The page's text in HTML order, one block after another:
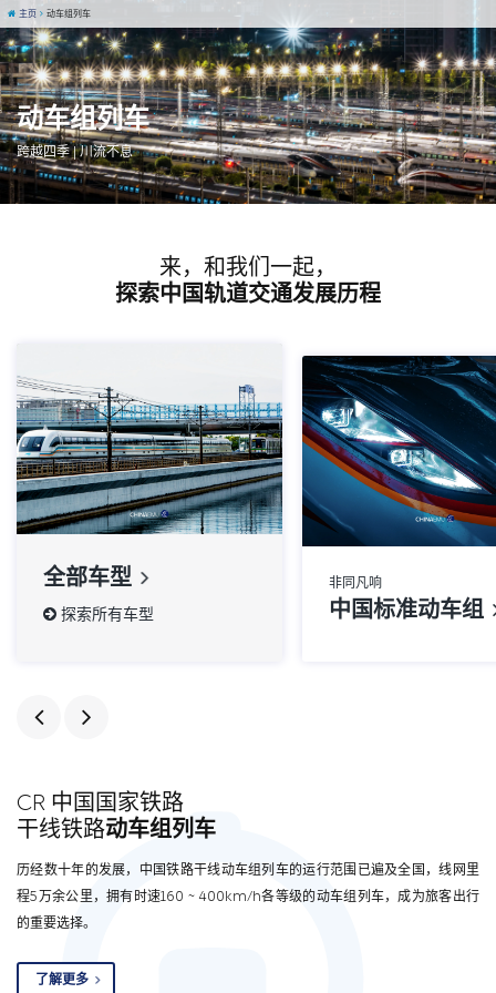
动车组列车
跨越四季 | 川流不息
主页 动车组列车
来，和我们一起，
探索中国轨道交通发展历程
全部车型
探索所有车型
非同凡响
中国标准动车组
CR 中国国家铁路
干线铁路动车组列车
历经数十年的发展，中国铁路干线动车组列车的运行范围已遍及全国，线网里
程5万余公里，拥有时速160 ~ 400km/h各等级的动车组列车，成为旅客出行
的重要选择。
了解更多